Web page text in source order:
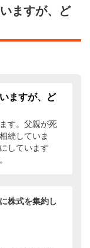
ますが、ど
ますが、ど
す。父親が死
続していま
しています
株式を集約し